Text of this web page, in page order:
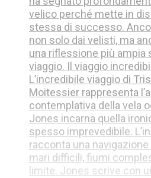
velico perché mette in
stessa di successo.
non solo dai velisti, ma
una riflessione più ampia
viaggio. Il viaggio
L’incredibile viaggio di
Moitessier rappresenta
contemplativa della vela
Jones incarna quella
spesso imprevedibile.
racconta una
mari difficili, fiumi
limite. Jones scrive con